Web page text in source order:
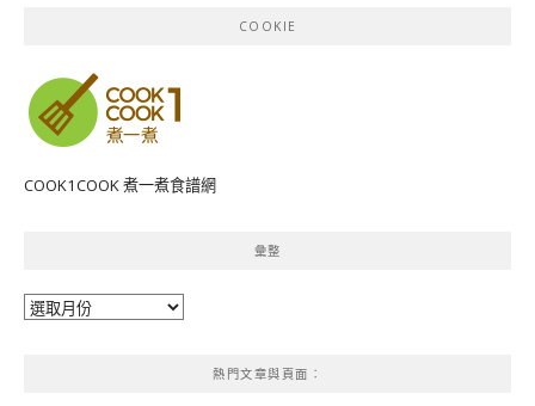
COOKIE
COOK1COOK 煮一煮食譜網
彙整
彙
熱門文章與頁面︰